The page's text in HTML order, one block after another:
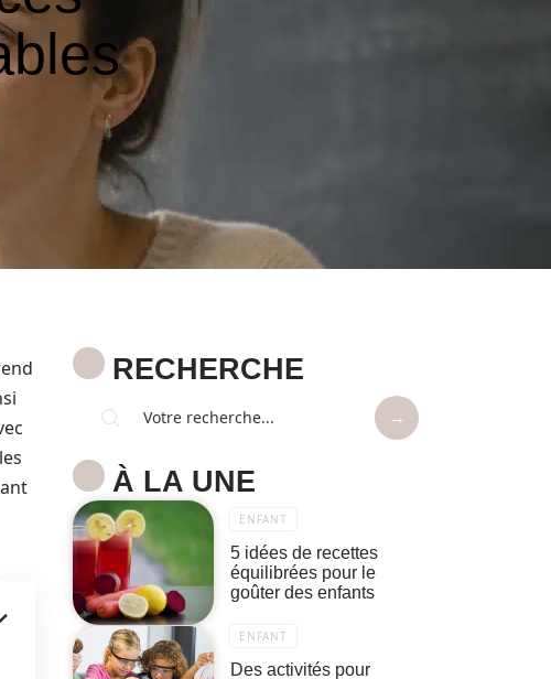
RECHERCHE
À LA UNE
ENFANT
5 idées de recettes
équilibrées pour le
goûter des enfants
ENFANT
Des activités pour